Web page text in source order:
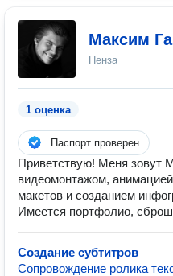
Максим
Пенза
1 оценка
Паспорт проверен
Приветствую! Меня зовут
видеомонтажом,
макетов и созданием
Имеется портфолио,
Создание субтитров
Сопровождение ролика